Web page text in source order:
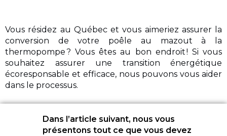
Vous résidez au Québec et vous aimeriez assurer la
conversion de votre poêle au mazout à la
thermopompe ? Vous êtes au bon endroit ! Si vous
souhaitez assurer une transition énergétique
écoresponsable et efficace, nous pouvons vous aider
dans le processus.
Dans l’article suivant, nous vous
présentons tout ce que vous devez